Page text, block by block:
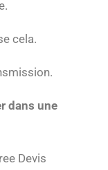
cela.
dans une
Devis